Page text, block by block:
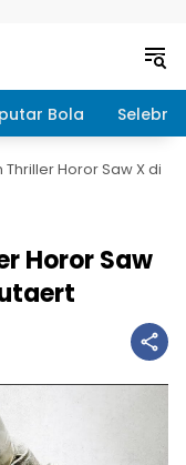
Bola
Thriller Horor Saw X di
Horor Saw